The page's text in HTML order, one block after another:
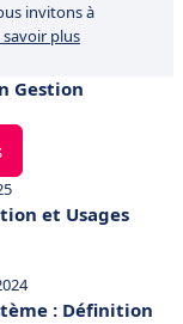
invitons à
savoir plus
Gestion
et Usages
: Définition